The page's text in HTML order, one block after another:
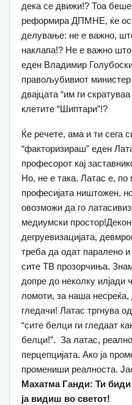
дека се движи!? Тоа
реформира ДПМНЕ, ќе
делување: не е важно,
наклапа!? Не е важно
еден Владимир
правољубивиот
двајцата “им ги
клетите “Шиптари”!?
Ќе речете, ама и ти сега
“факторизираш” еден
професорот кај
Но, не е така. Латас е,
професијата ништожен,
овозможи да го
медиумски
дегруевизацијата,
треба да одат паралено
сите ТВ прозорчиња.
допре до неколку илјади
ломоти, за наша несреќа,
гледачи! Латас тргнува
“сите белци ги гледаат
белци!”. За латас,
перцепцијата. Ако ја
промениши реалноста.
Махатма Ганди: Ти
ја видиш во светот!